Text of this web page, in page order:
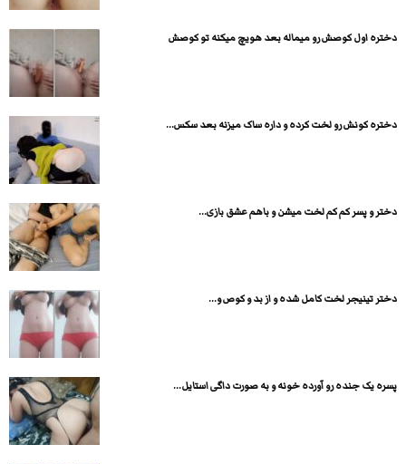
دختره اول کوصش رو میماله بعد هویچ میکنه تو کوصش
دختره کونش رو لخت کرده و داره ساک میزنه بعد سکس...
دختر و پسر کم کم لخت میشن و باهم عشق بازی...
دختر تینیجر لخت کامل شده و از بد و کوص و...
پسره یک جنده رو آورده خونه و به صورت داگی استایل...